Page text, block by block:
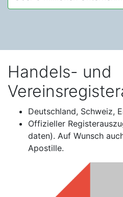
Handels- und
Deutschland, Schweiz,
Offizieller
daten). Auf Wunsch
Apostille.